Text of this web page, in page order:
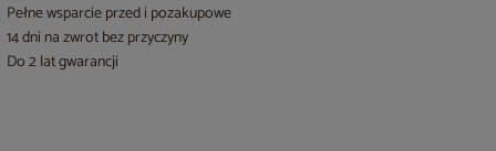
Pełne wsparcie przed i pozakupowe
14 dni na zwrot bez przyczyny
Do 2 lat gwarancji